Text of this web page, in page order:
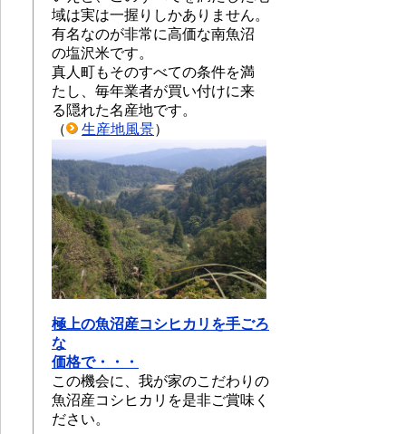
域は実は一握りしかありません。
有名なのが非常に高価な南魚沼
の塩沢米です。
真人町もそのすべての条件を満
たし、毎年業者が買い付けに来
る隠れた名産地です。
（
生産地風景）
極上の魚沼産コシヒカリを手ごろ
な
価格で・・・
この機会に、我が家のこだわりの
魚沼産コシヒカリを是非ご賞味く
ださい。